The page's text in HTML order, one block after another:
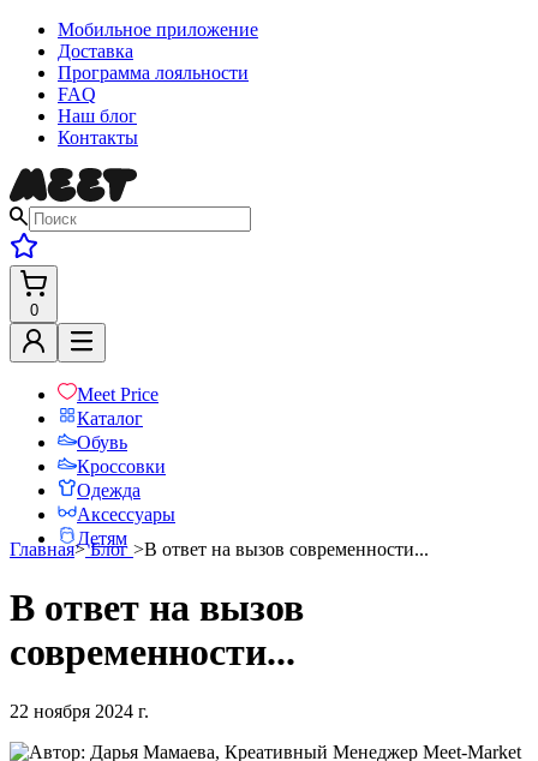
Мобильное приложение
Доставка
Программа лояльности
FAQ
Наш блог
Контакты
0
Meet Price
Каталог
Обувь
Кроссовки
Одежда
Аксессуары
Детям
Главная>Блог >В ответ на вызов современности...
В ответ на вызов
современности...
22 ноября 2024 г.